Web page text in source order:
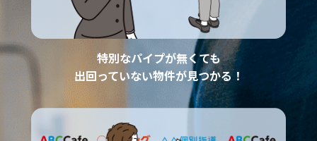
特別なパイプが無くても
出回っていない物件が見つかる！